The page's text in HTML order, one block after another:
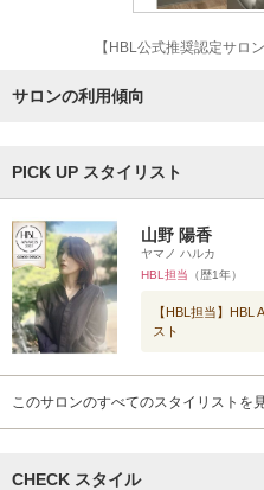
【HBL公式推奨認定サロ
サロンの利用傾向
PICK UP スタイリスト
山野 陽香
ヤマノ ハルカ
HBL担当 （歴1年）
【HBL担当】HBL
スト
このサロンのすべてのスタイリストを
CHECK スタイル